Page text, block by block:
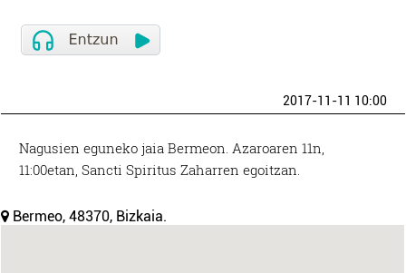
2017-11-11 10:00
Nagusien eguneko jaia Bermeon. Azaroaren 11n,
11:00etan, Sancti Spiritus Zaharren egoitzan.
Bermeo, 48370, Bizkaia.